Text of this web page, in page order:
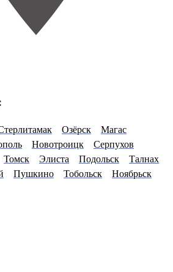
Озёрск
Магас
Новотроицк
Серпухов
Томск Элиста Подольск
Талнах
Пушкино Тобольск
Ноябрьск